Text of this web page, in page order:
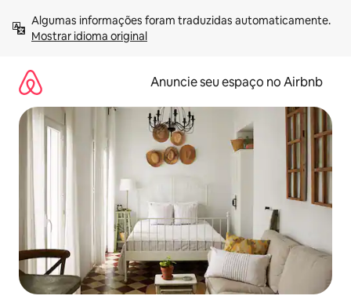
para
Mostrar idioma original
Anuncie seu espaço no Airbnb